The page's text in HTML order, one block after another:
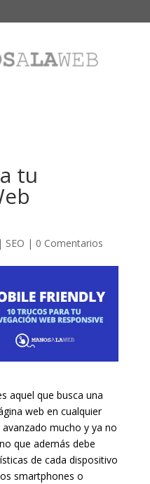
tu
| SEO | 0 Comentarios
aquel que busca una
web en cualquier
mucho y ya no
que además debe
de cada dispositivo
smartphones o